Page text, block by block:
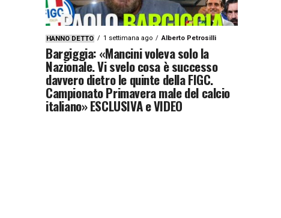
HANNO DETTO 1 settimana ago Alberto Petrosilli
Bargiggia: «Mancini voleva solo la
Nazionale. Vi svelo cosa è successo
davvero dietro le quinte della FIGC.
Campionato Primavera male del calcio
italiano» ESCLUSIVA e VIDEO